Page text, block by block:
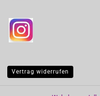
Vertrag widerrufen